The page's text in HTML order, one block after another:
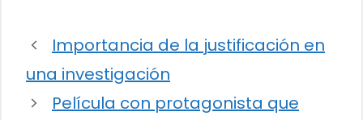
Importancia de la justificación en
una investigación
Película con protagonista que